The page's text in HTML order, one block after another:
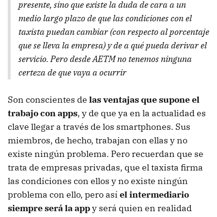
presente, sino que existe la duda de cara a un
medio largo plazo de que las condiciones con el
taxista puedan cambiar (con respecto al porcentaje
que se lleva la empresa) y de a qué pueda derivar el
servicio. Pero desde AETM no tenemos ninguna
certeza de que vaya a ocurrir
Son conscientes de las ventajas que supone el
trabajo con apps, y de que ya en la actualidad es
clave llegar a través de los smartphones. Sus
miembros, de hecho, trabajan con ellas y no
existe ningún problema. Pero recuerdan que se
trata de empresas privadas, que el taxista firma
las condiciones con ellos y no existe ningún
problema con ello, pero así el intermediario
siempre será la appy será quien en realidad